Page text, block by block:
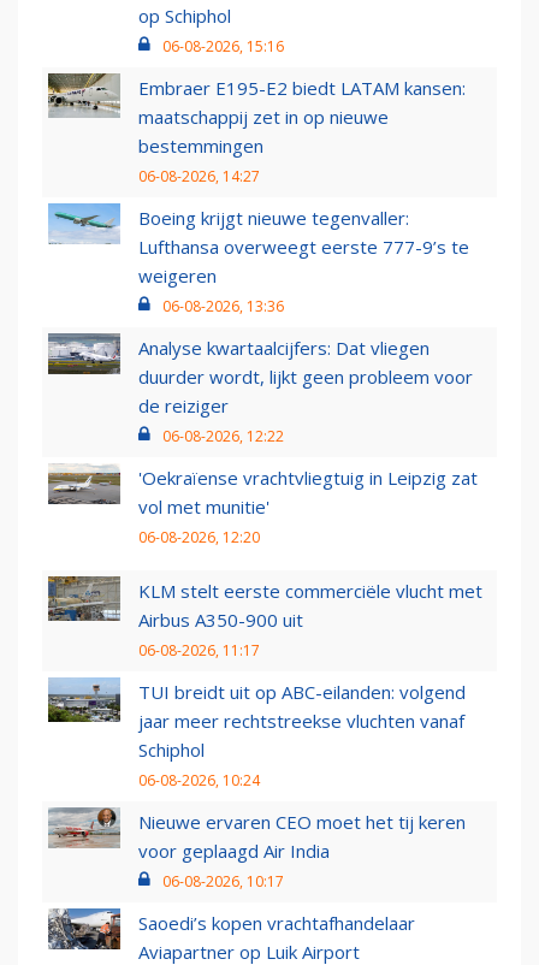
op Schiphol
06-08-2026, 15:16
Embraer E195-E2 biedt LATAM kansen:
maatschappij zet in op nieuwe
bestemmingen
06-08-2026, 14:27
Boeing krijgt nieuwe tegenvaller:
Lufthansa overweegt eerste 777-9’s te
weigeren
06-08-2026, 13:36
Analyse kwartaalcijfers: Dat vliegen
duurder wordt, lijkt geen probleem voor
de reiziger
06-08-2026, 12:22
'Oekraïense vrachtvliegtuig in Leipzig zat
vol met munitie'
06-08-2026, 12:20
KLM stelt eerste commerciële vlucht met
Airbus A350-900 uit
06-08-2026, 11:17
TUI breidt uit op ABC-eilanden: volgend
jaar meer rechtstreekse vluchten vanaf
Schiphol
06-08-2026, 10:24
Nieuwe ervaren CEO moet het tij keren
voor geplaagd Air India
06-08-2026, 10:17
Saoedi’s kopen vrachtafhandelaar
Aviapartner op Luik Airport